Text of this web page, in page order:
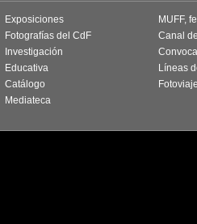
Exposiciones
Fotografías del CdF
Investigación
Educativa
Catálogo
Mediateca
MUFF,
Canal
Líneas